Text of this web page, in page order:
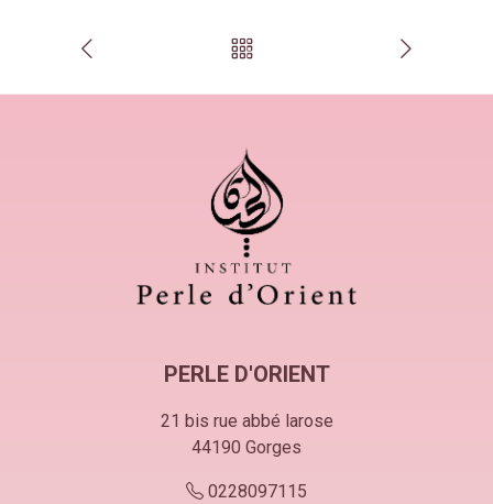
PERLE D'ORIENT
21 bis rue abbé larose
44190 Gorges
0228097115